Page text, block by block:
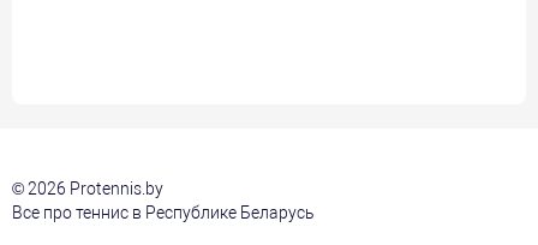
© 2026 Protennis.by
Все про теннис в Республике Беларусь